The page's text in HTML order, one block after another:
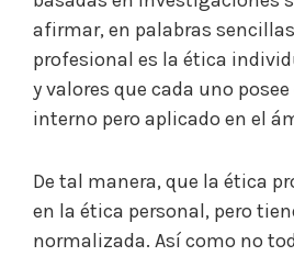
afirmar, en palabras
profesional es la ética
y valores que cada uno
interno pero aplicado en el
De tal manera, que la ética
en la ética personal, pero
normalizada. Así como no